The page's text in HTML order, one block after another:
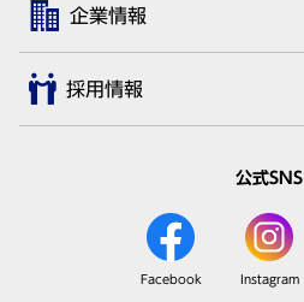
企業情報
採用情報
公式SNS
Facebook Instagram